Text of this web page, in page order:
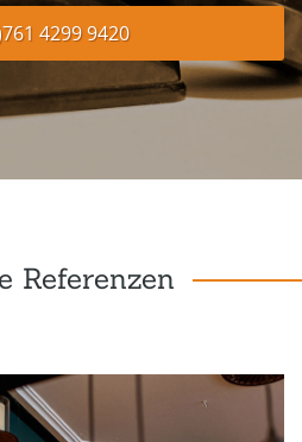
4299 9420
Referenzen